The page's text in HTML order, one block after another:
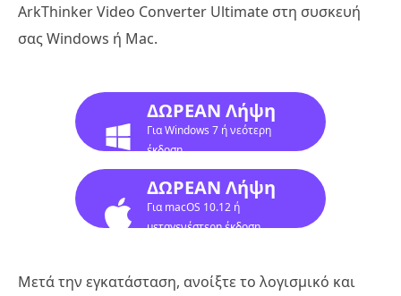
ArkThinker Video Converter Ultimate στη συσκευή
σας Windows ή Mac.
ΔΩΡΕΑΝ Λήψη
Για Windows 7 ή νεότερη
έκδοση
ΔΩΡΕΑΝ Λήψη
Για macOS 10.12 ή
μεταγενέστερη έκδοση
Μετά την εγκατάσταση, ανοίξτε το λογισμικό και